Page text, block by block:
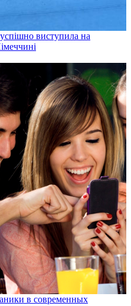
успішно виступила на
в современных